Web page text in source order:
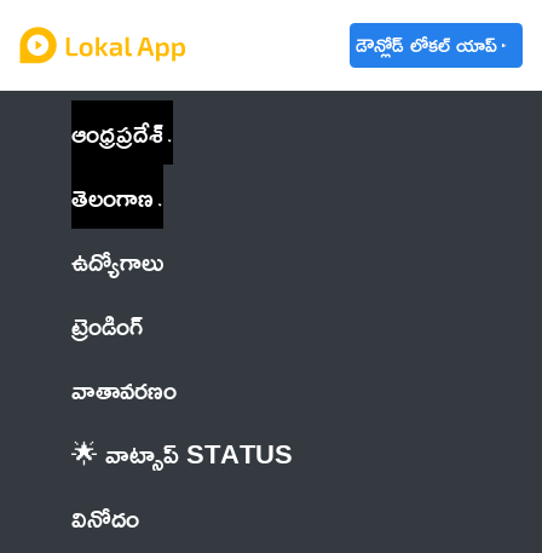
డౌన్లోడ్ లోకల్ యాప్
ఆంధ్రప్రదేశ్
తెలంగాణ
ఉద్యోగాలు
ట్రెండింగ్
వాతావరణం
🌟 వాట్సాప్ STATUS
వినోదం